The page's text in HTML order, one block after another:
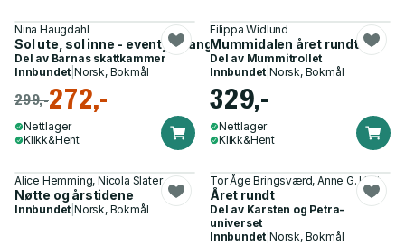
Nina Haugdahl
Sol ute, sol inne - eventyr, sanger og barnerim året rundt
Del av Barnas skattkammer
Innbundet |Norsk, Bokmål
299,-272,-
Nettlager
Klikk&Hent
Filippa Widlund
Mummidalen året rundt
Del av Mummitrollet
Innbundet |Norsk, Bokmål
329,-
Nettlager
Klikk&Hent
Alice Hemming, Nicola Slater
Nøtte og årstidene
Innbundet |Norsk, Bokmål
Tor Åge Bringsværd, Anne G. Holt
Året rundt
Del av Karsten og Petra-
universet
Innbundet |Norsk, Bokmål